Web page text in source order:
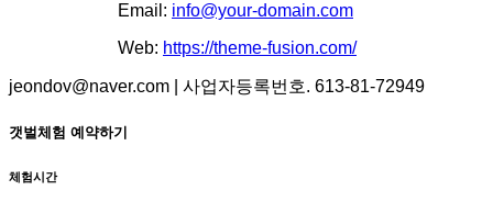
Email: info@your-domain.com
Web: https://theme-fusion.com/
jeondov@naver.com | 사업자등록번호. 613-81-72949
갯벌체험 예약하기
체험시간